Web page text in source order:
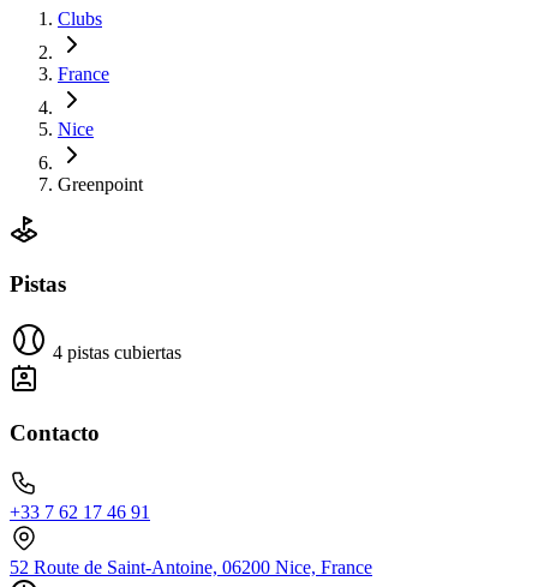
Clubs
France
Nice
Greenpoint
Pistas
4 pistas cubiertas
Contacto
+33 7 62 17 46 91
52 Route de Saint-Antoine, 06200 Nice, France